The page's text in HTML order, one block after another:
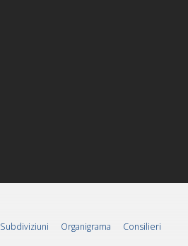
Subdiviziuni Organigrama
Consilieri